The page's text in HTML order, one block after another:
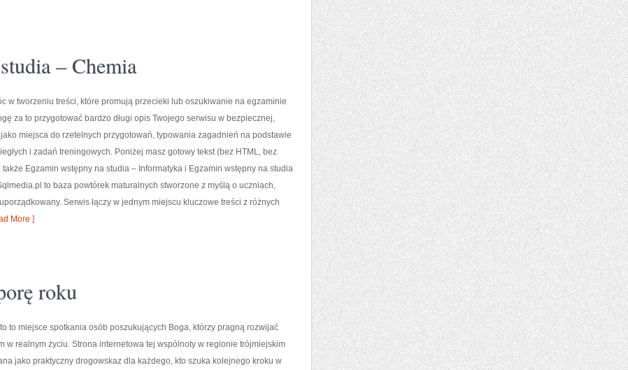
– Chemia
w tworzeniu treści, które promują przecieki lub oszukiwanie na egzaminie
za to przygotować bardzo długi opis Twojego serwisu w bezpiecznej,
miejsca do rzetelnych przygotowań, typowania zagadnień na podstawie
i zadań treningowych. Poniżej masz gotowy tekst (bez HTML, bez
także Egzamin wstępny na studia – Informatyka i Egzamin wstępny na studia
to baza powtórek maturalnych stworzone z myślą o uczniach,
Serwis łączy w jednym miejscu kluczowe treści z różnych
More ]
roku
to miejsce spotkania osób poszukujących Boga, którzy pragną rozwijać
w realnym życiu. Strona internetowa tej wspólnoty w regionie trójmiejskim
jako praktyczny drogowskaz dla każdego, kto szuka kolejnego kroku w